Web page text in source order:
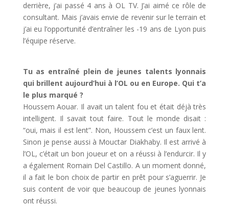
derrière, j’ai passé 4 ans à OL TV. J’ai aimé ce rôle de
consultant. Mais j’avais envie de revenir sur le terrain et
j’ai eu l’opportunité d’entraîner les -19 ans de Lyon puis
l’équipe réserve.
Tu as entraîné plein de jeunes talents lyonnais
qui brillent aujourd’hui à l’OL ou en Europe. Qui t’a
le plus marqué ?
Houssem Aouar. Il avait un talent fou et était déjà très
intelligent. Il savait tout faire. Tout le monde disait :
“oui, mais il est lent”. Non, Houssem c’est un faux lent.
Sinon je pense aussi à Mouctar Diakhaby. Il est arrivé à
l’OL, c’était un bon joueur et on a réussi à l’endurcir. Il y
a également Romain Del Castillo. A un moment donné,
il a fait le bon choix de partir en prêt pour s’aguerrir. Je
suis content de voir que beaucoup de jeunes lyonnais
ont réussi.